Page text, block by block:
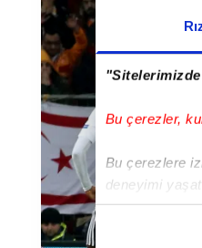
Bu çerezler,
Bu çerezlere
deneyimi
içerikleri